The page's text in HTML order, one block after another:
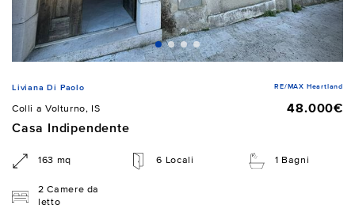
Liviana Di Paolo RE/MAX Heartland
Colli a Volturno, IS
48.000€
Casa Indipendente
163 mq 6 Locali 1 Bagni
2 Camere da
letto